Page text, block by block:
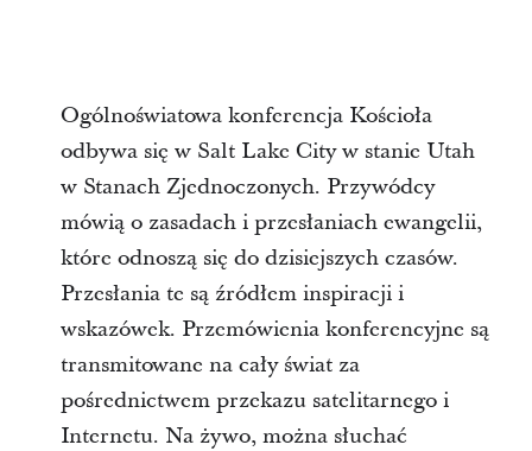
Ogólnoświatowa konferencja Kościoła
odbywa się w Salt Lake City w stanie Utah
w Stanach Zjednoczonych. Przywódcy
mówią o zasadach i przesłaniach ewangelii,
które odnoszą się do dzisiejszych czasów.
Przesłania te są źródłem inspiracji i
wskazówek. Przemówienia konferencyjne są
transmitowane na cały świat za
pośrednictwem przekazu satelitarnego i
Internetu. Na żywo, można słuchać